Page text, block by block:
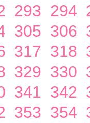
293 294
305 306
317 318
329 330
341 342
353 354